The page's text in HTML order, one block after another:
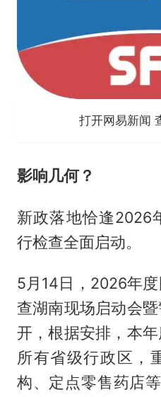
打开网易新闻
影响几何？
新政落地恰逢2026
行检查全面启动。
5月14日，2026年
查湖南现场启动会
开，根据安排，本
所有省级行政区，
构、定点零售药店